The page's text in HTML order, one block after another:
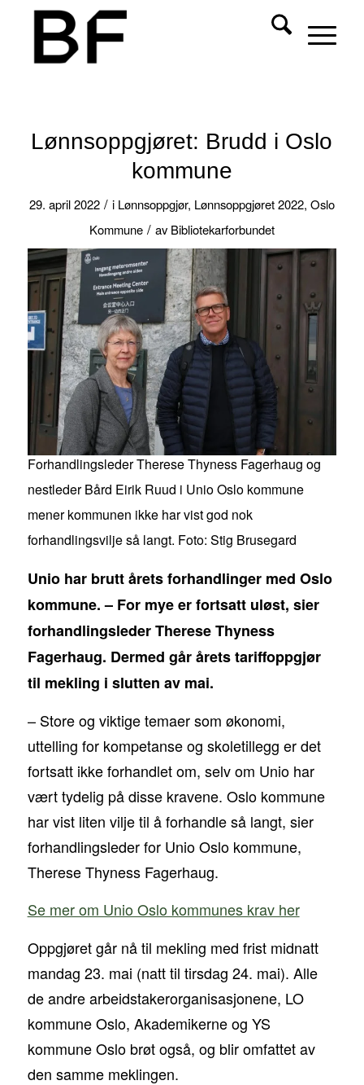
Lønnsoppgjøret: Brudd i Oslo
kommune
29. april 2022 / i Lønnsoppgjør, Lønnsoppgjøret 2022, Oslo
Kommune / av Bibliotekarforbundet
Forhandlingsleder Therese Thyness Fagerhaug og
nestleder Bård Eirik Ruud i Unio Oslo kommune
mener kommunen ikke har vist god nok
forhandlingsvilje så langt. Foto: Stig Brusegard
Unio har brutt årets forhandlinger med Oslo
kommune. – For mye er fortsatt uløst, sier
forhandlingsleder Therese Thyness
Fagerhaug. Dermed går årets tariffoppgjør
til mekling i slutten av mai.
– Store og viktige temaer som økonomi,
uttelling for kompetanse og skoletillegg er det
fortsatt ikke forhandlet om, selv om Unio har
vært tydelig på disse kravene. Oslo kommune
har vist liten vilje til å forhandle så langt, sier
forhandlingsleder for Unio Oslo kommune,
Therese Thyness Fagerhaug.
Se mer om Unio Oslo kommunes krav her
Oppgjøret går nå til mekling med frist midnatt
mandag 23. mai (natt til tirsdag 24. mai). Alle
de andre arbeidstakerorganisasjonene, LO
kommune Oslo, Akademikerne og YS
kommune Oslo brøt også, og blir omfattet av
den samme meklingen.